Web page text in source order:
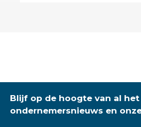
Blijf op de hoogte van al
ondernemersnieuws en